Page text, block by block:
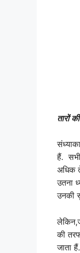
तारों की
हैं.
अधिक
उतना
उनकी
की
जाता हैं.